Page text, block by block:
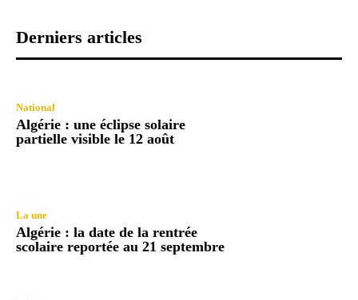
Derniers articles
National
Algérie : une éclipse solaire
partielle visible le 12 août
La une
Algérie : la date de la rentrée
scolaire reportée au 21 septembre